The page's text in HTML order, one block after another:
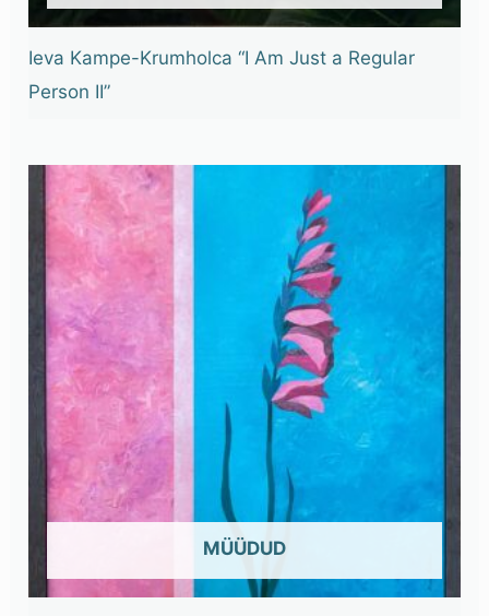
Ieva Kampe-Krumholca “I Am Just a Regular
Person II”
OUT OF STOCK